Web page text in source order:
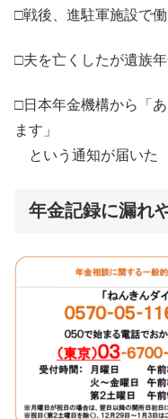
□戦後、進駐軍施設で
□夫を亡くしたが遺族
□日本年金機構から「
ます」
という通知が届いた
年金記録に漏れ